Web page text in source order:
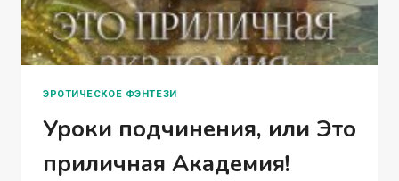
ЭРОТИЧЕСКОЕ ФЭНТЕЗИ
Уроки подчинения, или Это
приличная Академия!